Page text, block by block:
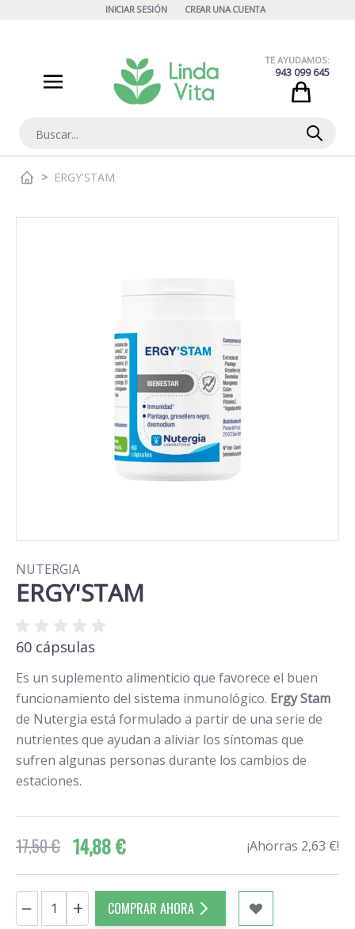
INICIAR SESIÓN CREAR UNA CUENTA
Buscar
TE AYUDAMOS:
943 099 645
> ERGY'STAM
NUTERGIA
ERGY'STAM
60 cápsulas
Es un suplemento alimenticio que favorece el buen
funcionamiento del sistema inmunológico. Ergy Stam
de Nutergia está formulado a partir de una serie de
nutrientes que ayudan a aliviar los síntomas que
sufren algunas personas durante los cambios de
estaciones.
17,50 € 14,88 € ¡Ahorras 2,63 €!
Cantidad
− + COMPRAR AHORA